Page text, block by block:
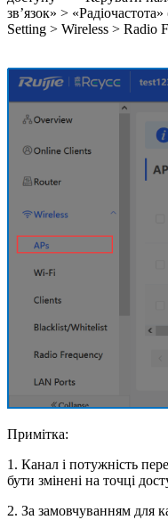
зв’язок» >
Setting > Wireless > Radio
Примітка:
1. Канал і потужність
бути змінені на точці
2. За замовчуванням для